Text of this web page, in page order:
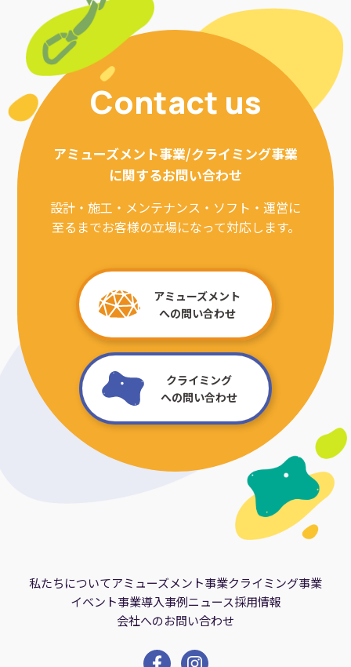
Contact us
アミューズメント事業/クライミング事業
に関するお問い合わせ
設計・施工・メンテナンス・ソフト・運営に
至るまでお客様の立場になって対応します。
アミューズメント
への問い合わせ
クライミング
への問い合わせ
私たちについてアミューズメント事業クライミング事業
イベント事業導入事例ニュース採用情報
会社へのお問い合わせ